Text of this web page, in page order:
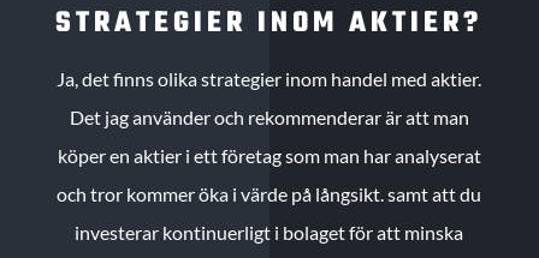
STRATEGIER INOM AKTIER?
Ja, det finns olika strategier inom handel med aktier.
Det jag använder och rekommenderar är att man
köper en aktier i ett företag som man har analyserat
och tror kommer öka i värde på långsikt. samt att du
investerar kontinuerligt i bolaget för att minska